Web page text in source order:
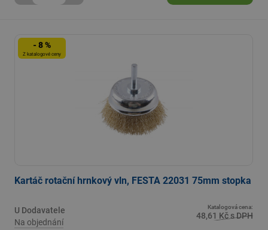
- 8 %
Z katalogové ceny
Kartáč rotační hrnkový vln, FESTA 22031 75mm stopka
U Dodavatele
Na objednání
Katalogová cena:
48,61 Kč s DPH